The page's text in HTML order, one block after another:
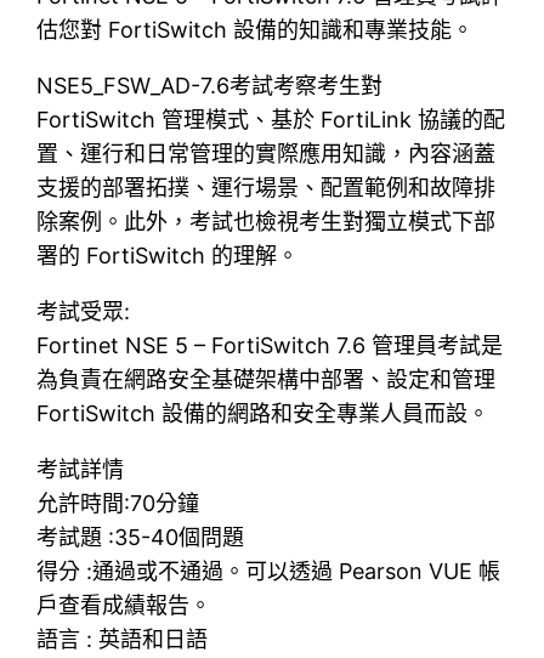
估您對 FortiSwitch 設備的知識和專業技能。
NSE5_FSW_AD-7.6考試考察考生對
FortiSwitch 管理模式、基於 FortiLink 協議的配
置、運行和日常管理的實際應用知識，內容涵蓋
支援的部署拓撲、運行場景、配置範例和故障排
除案例。此外，考試也檢視考生對獨立模式下部
署的 FortiSwitch 的理解。
考試受眾:
Fortinet NSE 5 – FortiSwitch 7.6 管理員考試是
為負責在網路安全基礎架構中部署、設定和管理
FortiSwitch 設備的網路和安全專業人員而設。
考試詳情
允許時間:70分鐘
考試題 :35-40個問題
得分 :通過或不通過。可以透過 Pearson VUE 帳
戶查看成績報告。
語言 : 英語和日語